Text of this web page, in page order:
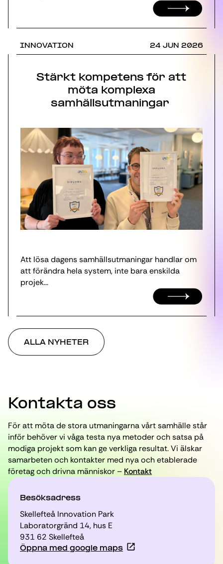
INNOVATION 24 JUN 2026
Stärkt kompetens för att
möta komplexa
samhällsutmaningar
Att lösa dagens samhällsutmaningar handlar om
att förändra hela system, inte bara enskilda
projek...
ALLA NYHETER
Kontakta oss
För att möta de stora utmaningarna vårt samhälle står
inför behöver vi våga testa nya metoder och satsa på
modiga projekt som kan ge verkliga resultat. Vi älskar
samarbeten och kontakter med nya och etablerade
företag och drivna människor – Kontakt
Besöksadress
Skellefteå Innovation Park
Laboratorgränd 14, hus E
931 62 Skellefteå
Öppna med google maps